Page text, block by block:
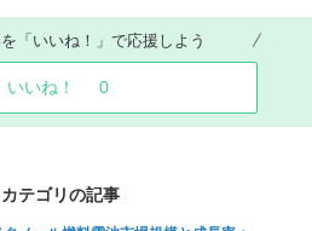
「いいね！」で応援しよう
いいね！ 0
カテゴリの記事